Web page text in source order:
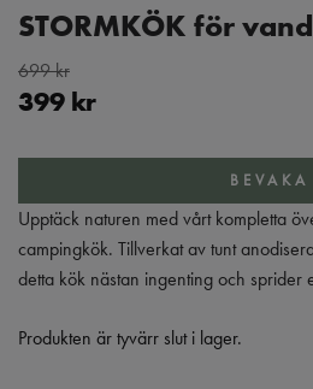
STORMKÖK för
699 kr
399 kr
BEVAKA
Upptäck naturen med vårt kompletta
campingkök. Tillverkat av tunt
detta kök nästan ingenting och sprider
Produkten är tyvärr slut i lager.